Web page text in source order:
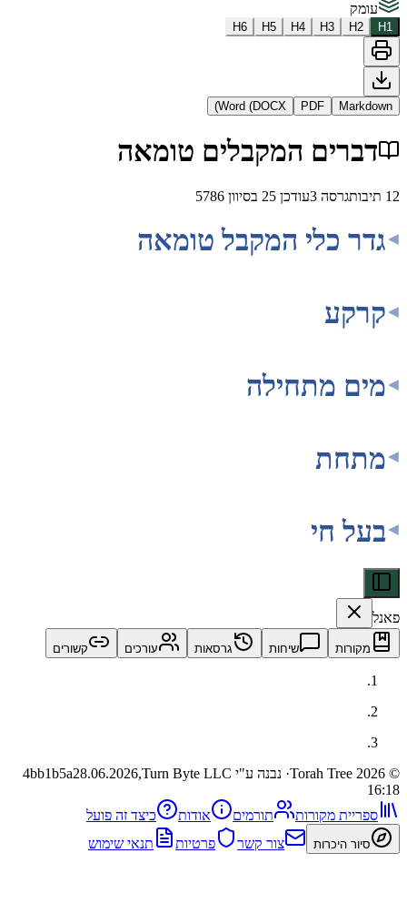
H3
H4
H5
H6
PDF
Word (DOCX)
המקבלים טומאה
גרסה 3עודכן 25 בסיוון 5786
כלי המקבל טומאה
מתחילה
חי
שיחות גרסאות עורכים קשורים
· נבנה ע"י Turn Byte LLC 4bb1b5a28.06.2026,
מקורות תורמים אודות כיצד זה פועל
היכרות צור קשר פרטיות תנאי שימוש